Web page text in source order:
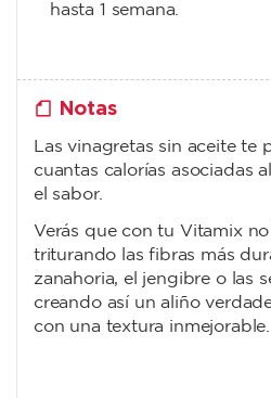
hasta 1 semana.
Notas
Las vinagretas sin aceite te
cuantas calorías asociadas
el sabor.
Verás que con tu Vitamix
triturando las fibras más
zanahoria, el jengibre o las
creando así un aliño
con una textura inmejorable.